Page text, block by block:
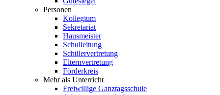
Personen
Kollegium
Sekretariat
Hausmeister
Schulleitung
Schülervertretung
Elternvertretung
Förderkreis
Mehr als Unterricht
Freiwillige Ganztagsschule